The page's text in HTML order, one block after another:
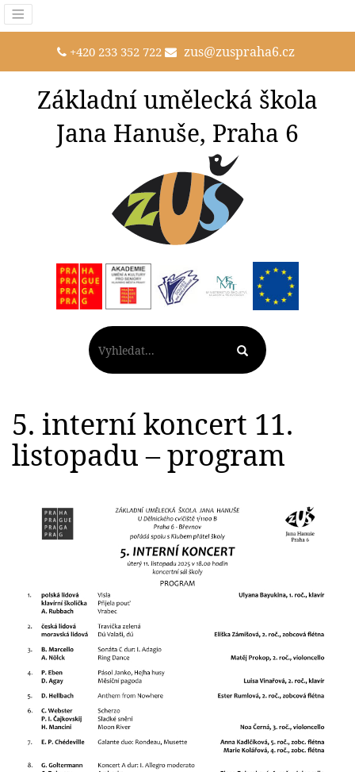
+420 233 352 722 zus@zuspraha6.cz
Základní umělecká škola
Jana Hanuše, Praha 6
5. interní koncert 11.
listopadu – program